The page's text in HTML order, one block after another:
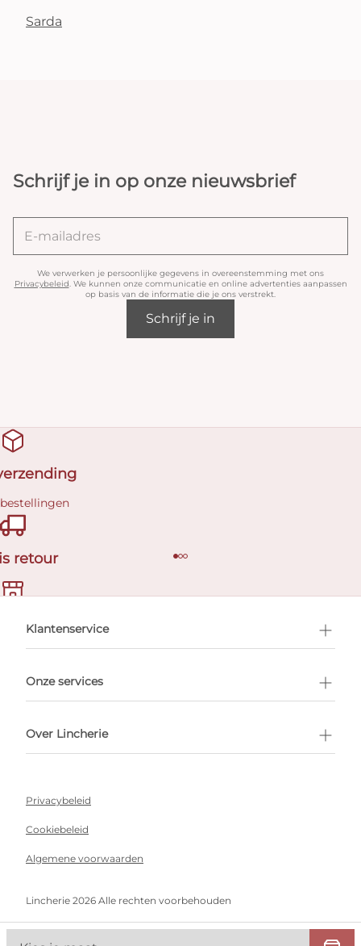
Sarda
Schrijf je in op onze nieuwsbrief
We verwerken je persoonlijke gegevens in overeenstemming met ons
Privacybeleid. We kunnen onze communicatie en online advertenties aanpassen
op basis van de informatie die je ons verstrekt.
Schrijf je in
retour
afspraak
Klantenservice
Onze services
Over Lincherie
Privacybeleid
Cookiebeleid
Algemene voorwaarden
Lincherie 2026 Alle rechten voorbehouden